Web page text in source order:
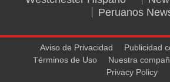
Peruanos
Aviso de Privacidad
Publicidad
Términos de Uso
Nuestra
Privacy Policy